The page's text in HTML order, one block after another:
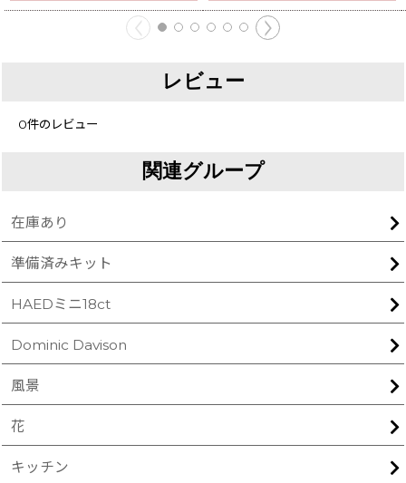
レビュー
0件のレビュー
関連グループ
在庫あり
準備済みキット
HAEDミニ18ct
Dominic Davison
風景
花
キッチン